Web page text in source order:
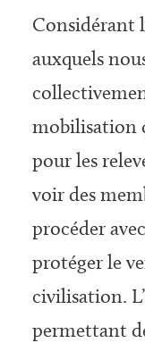
Considérant
auxquels
mobilisation
pour les
voir des
procéder
protéger le
civilisation.
permettant